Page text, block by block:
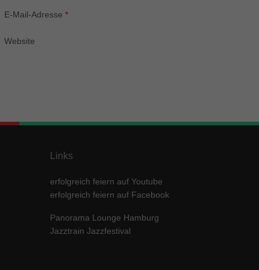
E-Mail-Adresse *
Website
Links
erfolgreich feiern auf Youtube
erfolgreich feiern auf Facebook
Panorama Lounge Hamburg
Jazztrain Jazzfestival
Cookie-Informationen anzeigen
Inhalte von Videoplattformen und Social-Media-Plattformen werden
Wenn Cookies von externen Medien akzeptiert werden, bedarf der Zugriff auf
keiner manuellen Einwilligung mehr.